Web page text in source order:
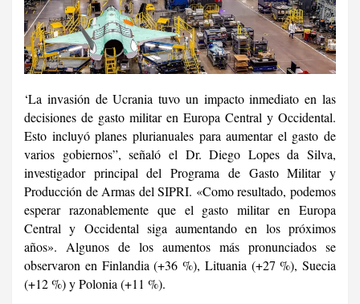
‘La invasión de Ucrania tuvo un impacto inmediato en las
decisiones de gasto militar en Europa Central y Occidental.
Esto incluyó planes plurianuales para aumentar el gasto de
varios gobiernos”, señaló el Dr. Diego Lopes da Silva,
investigador principal del Programa de Gasto Militar y
Producción de Armas del SIPRI. «Como resultado, podemos
esperar razonablemente que el gasto militar en Europa
Central y Occidental siga aumentando en los próximos
años». Algunos de los aumentos más pronunciados se
observaron en Finlandia (+36 %), Lituania (+27 %), Suecia
(+12 %) y Polonia (+11 %).